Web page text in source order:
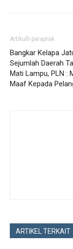
Artikulli paraprak
Bangkar Kelapa
Sejumlah Daerah
Mati Lampu, PLN :
Maaf Kepada
ARTIKEL TERKAIT